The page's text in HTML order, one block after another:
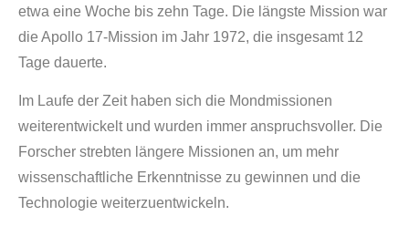
etwa eine Woche bis zehn Tage. Die längste Mission war
die Apollo 17-Mission im Jahr 1972, die insgesamt 12
Tage dauerte.
Im Laufe der Zeit haben sich die Mondmissionen
weiterentwickelt und wurden immer anspruchsvoller. Die
Forscher strebten längere Missionen an, um mehr
wissenschaftliche Erkenntnisse zu gewinnen und die
Technologie weiterzuentwickeln.